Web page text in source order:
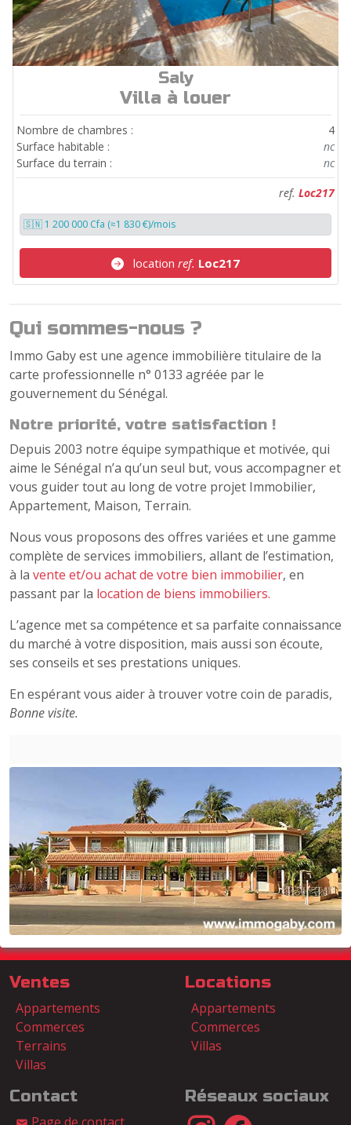
ref. Loc217
Saly
Villa à louer
Nombre de chambres :
4
Surface habitable :
nc
Surface du terrain :
nc
ref. Loc217
🇸🇳 1 200 000 Cfa (≈1 830 €)/mois
location ref. Loc217
Qui sommes-nous ?
Immo Gaby est une agence immobilière titulaire de la
carte professionnelle n° 0133 agréée par le
gouvernement du Sénégal.
Notre priorité, votre satisfaction !
Depuis 2003 notre équipe sympathique et motivée, qui
aime le Sénégal n’a qu’un seul but, vous accompagner et
vous guider tout au long de votre projet Immobilier,
Appartement, Maison, Terrain.
Nous vous proposons des offres variées et une gamme
complète de services immobiliers, allant de l’estimation,
à la vente et/ou achat de votre bien immobilier, en
passant par la location de biens immobiliers.
L’agence met sa compétence et sa parfaite connaissance
du marché à votre disposition, mais aussi son écoute,
ses conseils et ses prestations uniques.
En espérant vous aider à trouver votre coin de paradis,
Bonne visite.
Ventes
Appartements
Commerces
Terrains
Villas
Locations
Appartements
Commerces
Villas
Contact Réseaux sociaux